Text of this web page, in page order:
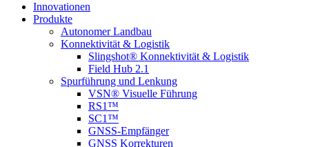
Innovationen
Produkte
Autonomer Landbau
Konnektivität & Logistik
Slingshot® Konnektivität & Logistik
Field Hub 2.1
Spurführung und Lenkung
VSN® Visuelle Führung
RS1™
SC1™
GNSS-Empfänger
GNSS Korrekturen